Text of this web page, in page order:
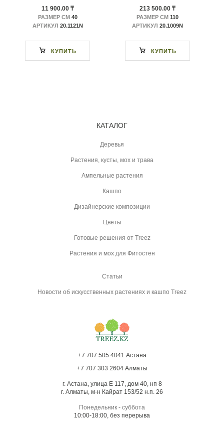
11 900.00 ₸
РАЗМЕР СМ40
АРТИКУЛ 20.1121N
КУПИТЬ
213 500.00 ₸
РАЗМЕР СМ 110
АРТИКУЛ 20.1009N
КУПИТЬ
КАТАЛОГ
Деревья
Растения, кусты, мох и трава
Ампельные растения
Кашпо
Дизайнерские композиции
Цветы
Готовые решения от Treez
Растения и мох для Фитостен
Статьи
Новости об искусственных растениях и кашпо Treez
+7 707 505 4041 Астана
+7 707 303 2604 Алматы
г. Астана, улица Е 117, дом 40, нп 8
г. Алматы, м-н Кайрат 153/52 н.п. 26
Понедельник - суббота
10:00-18:00, без перерыва